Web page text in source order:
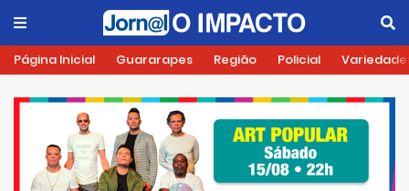
Página Inicial Guararapes Região Policial